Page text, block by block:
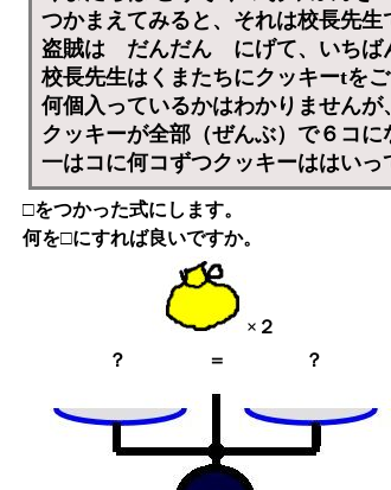
つかまえてみると、それは校長先生
盗賊は だんだん にげて、いちば
校長先生はくまたちにクッキーtを
何個入っているかはわかりませんが
クッキーが全部（ぜんぶ）で６コに
一はコに何コずつクッキーははいっ
□をつかった式にします。
何を□にすれば良いですか。
×２
？
＝ ？